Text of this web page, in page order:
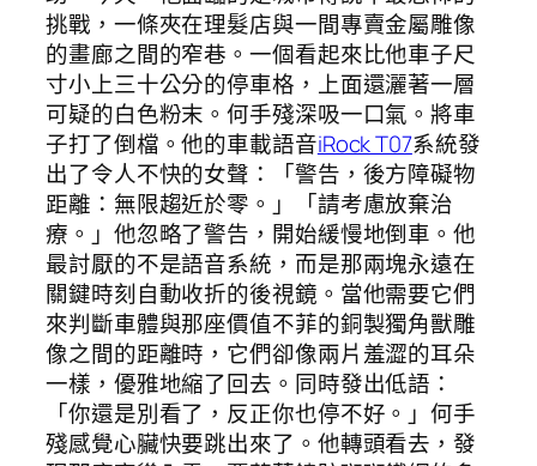
挑戰，一條夾在理髮店與一間專賣金屬雕像
的畫廊之間的窄巷。一個看起來比他車子尺
寸小上三十公分的停車格，上面還灑著一層
可疑的白色粉末。何手殘深吸一口氣。將車
子打了倒檔。他的車載語音iRock T07系統發
出了令人不快的女聲：「警告，後方障礙物
距離：無限趨近於零。」「請考慮放棄治
療。」他忽略了警告，開始緩慢地倒車。他
最討厭的不是語音系統，而是那兩塊永遠在
關鍵時刻自動收折的後視鏡。當他需要它們
來判斷車體與那座價值不菲的銅製獨角獸雕
像之間的距離時，它們卻像兩片羞澀的耳朵
一樣，優雅地縮了回去。同時發出低語：
「你還是別看了，反正你也停不好。」何手
殘感覺心臟快要跳出來了。他轉頭看去，發